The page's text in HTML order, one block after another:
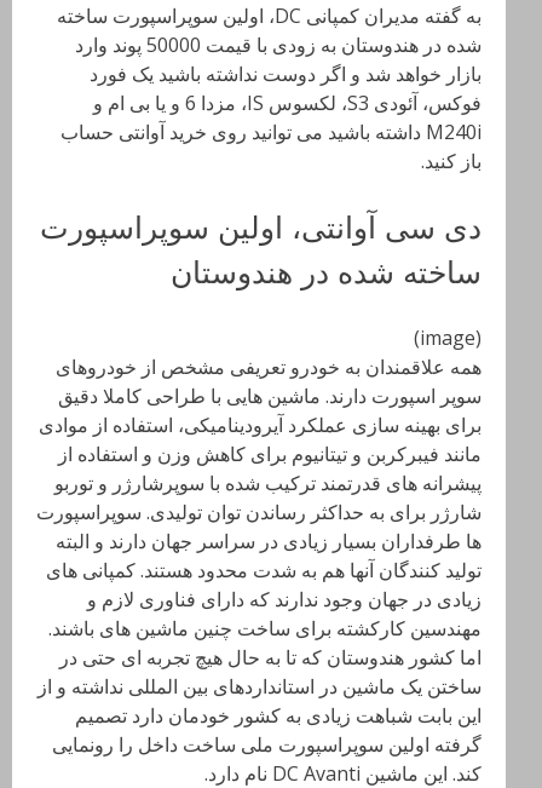
به گفته مدیران کمپانی DC، اولین سوپراسپورت ساخته
شده در هندوستان به زودی با قیمت 50000 پوند وارد
بازار خواهد شد و اگر دوست نداشته باشید یک فورد
فوکس، آئودی S3، لکسوس IS، مزدا 6 و یا بی ام و
M240i داشته باشید می توانید روی خرید آوانتی حساب
باز کنید.
دی سی آوانتی، اولین سوپراسپورت
ساخته شده در هندوستان
(image)
همه علاقمندان به خودرو تعریفی مشخص از خودروهای
سوپر اسپورت دارند. ماشین هایی با طراحی کاملا دقیق
برای بهینه سازی عملکرد آیرودینامیکی، استفاده از موادی
مانند فیبرکربن و تیتانیوم برای کاهش وزن و استفاده از
پیشرانه های قدرتمند ترکیب شده با سوپرشارژر و توربو
شارژر برای به حداکثر رساندن توان تولیدی. سوپراسپورت
ها طرفداران بسیار زیادی در سراسر جهان دارند و البته
تولید کنندگان آنها هم به شدت محدود هستند. کمپانی های
زیادی در جهان وجود ندارند که دارای فناوری لازم و
مهندسین کارکشته برای ساخت چنین ماشین های باشند.
اما کشور هندوستان که تا به حال هیچ تجربه ای حتی در
ساختن یک ماشین در استانداردهای بین المللی نداشته و از
این بابت شباهت زیادی به کشور خودمان دارد تصمیم
گرفته اولین سوپراسپورت ملی ساخت داخل را رونمایی
کند. این ماشین DC Avanti نام دارد.